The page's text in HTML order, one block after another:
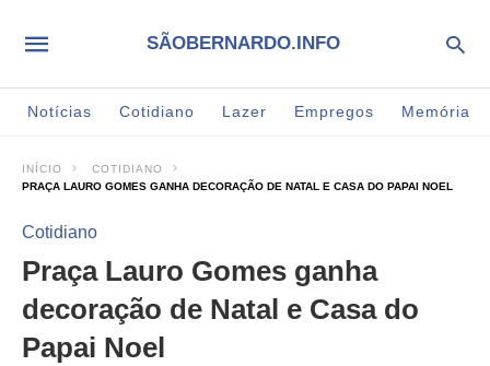
SÃOBERNARDO.INFO
Notícias Cotidiano Lazer Empregos Memória
INÍCIO
COTIDIANO
PRAÇA LAURO GOMES GANHA DECORAÇÃO DE NATAL E CASA DO PAPAI NOEL
Cotidiano
Praça Lauro Gomes ganha
decoração de Natal e Casa do
Papai Noel